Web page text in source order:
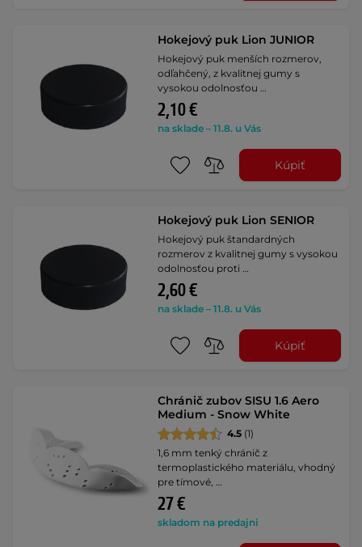
Hokejový puk Lion JUNIOR
Hokejový puk menších rozmerov,
odľahčený, z kvalitnej gumy s
vysokou odolnosťou …
2,10 €
na sklade – 11.8. u Vás
Kúpiť
Hokejový puk Lion SENIOR
Hokejový puk štandardných
rozmerov z kvalitnej gumy s vysokou
odolnosťou proti …
2,60 €
na sklade – 11.8. u Vás
Kúpiť
Chránič zubov SISU 1.6 Aero
Medium - Snow White
4.5 (1)
1,6 mm tenký chránič z
termoplastického materiálu, vhodný
pre tímové, …
27 €
skladom na predajni